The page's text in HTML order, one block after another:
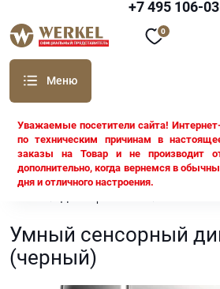
+7 495 106-
Уважаемые посетители сайта!
по техническим причинам в
заказы на Товар и не производит
дополнительно, когда вернемся в
дня и отличного настроения.
0
Умный сенсорный
(черный)